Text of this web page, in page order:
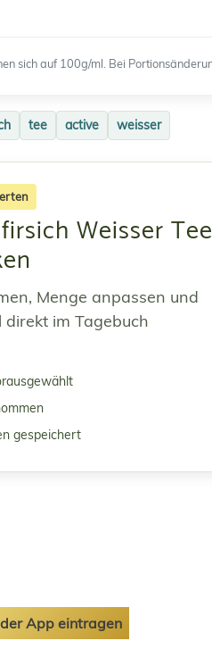
sich auf 100g/ml. Bei
tee active weisser
Weisser Tee
Menge anpassen und
im Tagebuch
gespeichert
App eintragen